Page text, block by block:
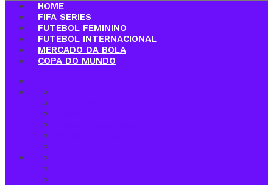
HOME
FIFA SERIES
FUTEBOL FEMININO
FUTEBOL INTERNACIONAL
MERCADO DA BOLA
COPA DO MUNDO